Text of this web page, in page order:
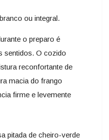
ou integral.
o preparo é
sentidos. O cozido
reconfortante de
macia do frango
firme e levemente
pitada de cheiro-verde